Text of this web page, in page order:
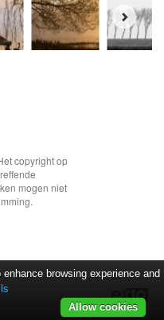
copyright op
mogen niet
browsing experience and
Allow cookies